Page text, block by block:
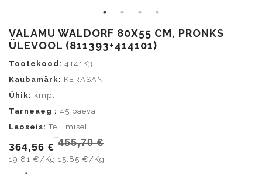
VALAMU WALDORF 80X55 CM, PRONKS
ÜLEVOOL (811393+414101)
Tootekood: 4141K3
Kaubamärk: KERASAN
Ühik: kmpl
Tarneaeg : 45 päeva
Laoseis: Tellimisel
364,56 € 455,70 €
19,81 €/Kg 15,85 €/Kg